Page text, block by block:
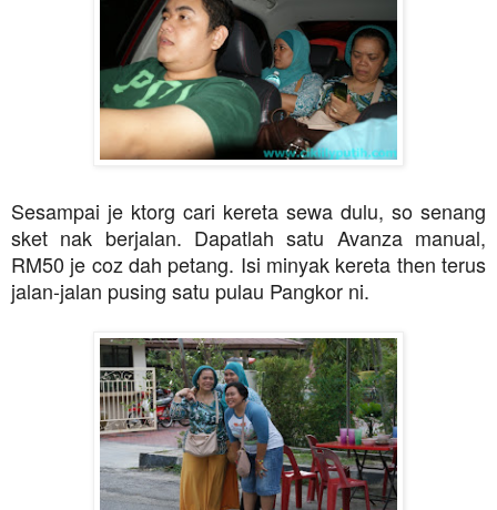
Sesampai je ktorg cari kereta sewa dulu, so senang
sket nak berjalan. Dapatlah satu Avanza manual,
RM50 je coz dah petang. Isi minyak kereta then terus
jalan-jalan pusing satu pulau Pangkor ni.